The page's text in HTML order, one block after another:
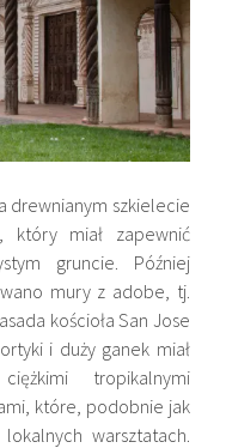
drewnianym szkielecie
miał zapewnić
gruncie. Później
mury z adobe, tj.
kościoła San Jose
i duży ganek miał
tropikalnymi
które, podobnie jak
warsztatach.